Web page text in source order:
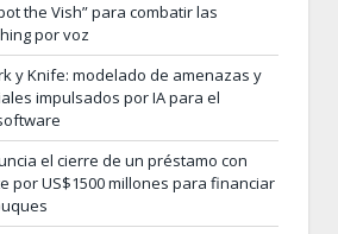
the Vish” para combatir las
por voz
y Knife: modelado de amenazas y
impulsados por IA para el
el cierre de un préstamo con
por US$1500 millones para financiar